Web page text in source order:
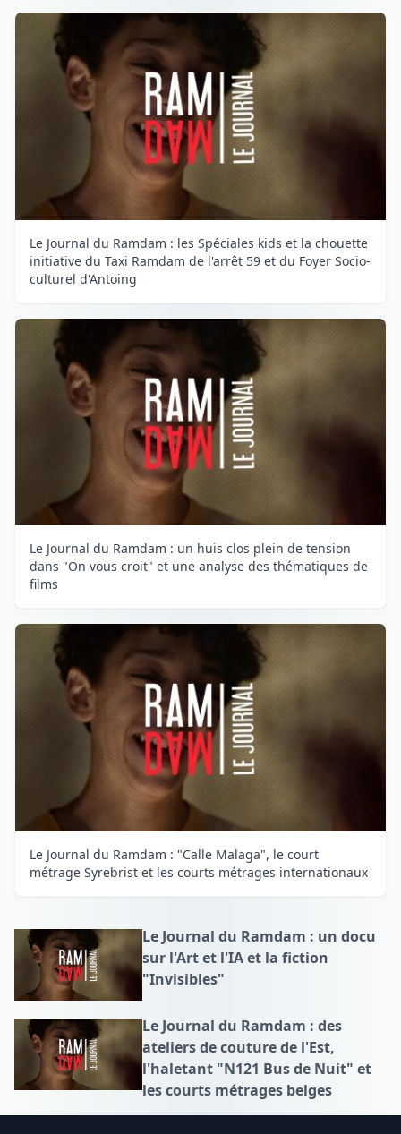
Le Journal du Ramdam : les Spéciales kids et la chouette
initiative du Taxi Ramdam de l'arrêt 59 et du Foyer Socio-
culturel d'Antoing
Le Journal du Ramdam : un huis clos plein de tension
dans "On vous croit" et une analyse des thématiques de
films
Le Journal du Ramdam : "Calle Malaga", le court
métrage Syrebrist et les courts métrages internationaux
Le Journal du Ramdam : un docu
sur l'Art et l'IA et la fiction
"Invisibles"
Le Journal du Ramdam : des
ateliers de couture de l'Est,
l'haletant "N121 Bus de Nuit" et
les courts métrages belges